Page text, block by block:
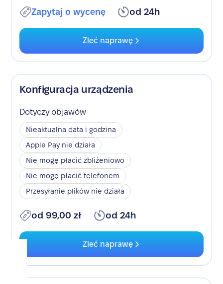
Zapytaj o wycenę od 24h
Zleć naprawę
Konfiguracja urządzenia
Dotyczy objawów
Nieaktualna data i godzina
Apple Pay nie działa
Nie mogę płacić zbliżeniowo
Nie mogę płacić telefonem
Przesyłanie plików nie działa
od 99,00 zł od 24h
Zleć naprawę